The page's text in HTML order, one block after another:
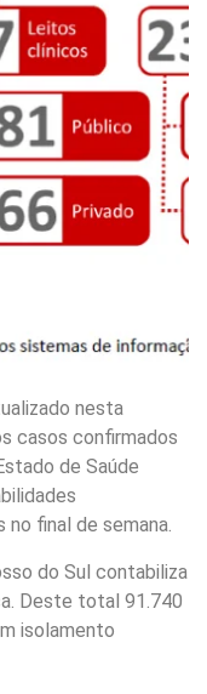
nesta
casos confirmados
de Saúde
final de semana.
do Sul contabiliza
Deste total 91.740
isolamento